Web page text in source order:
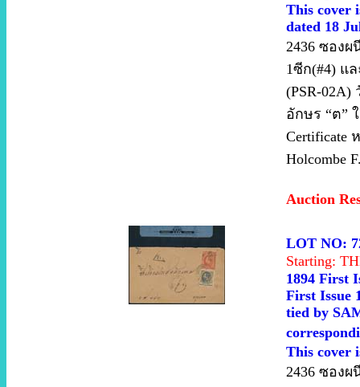
This cover
dated 18
2436 ซอง
1ซีก(#4) แ
(PSR-
อักษร “ต”
Certificate
Holcombe
Auction
LOT NO:
Starting:
1894 First
First Issue
tied by
This cover
2436 ซอง